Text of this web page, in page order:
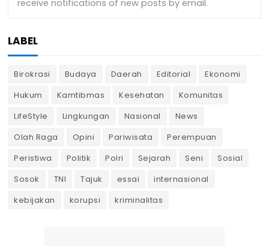
LABEL
Birokrasi Budaya Daerah Editorial
Ekonomi
Hukum
Kamtibmas Kesehatan
Komunitas
LifeStyle
Lingkungan Nasional
News
Olah Raga
Opini Pariwisata
Perempuan
Peristiwa
Politik Polri Sejarah Seni
Sosial
Sosok
TNI Tajuk essai
internasional
kebijakan
korupsi kriminalitas